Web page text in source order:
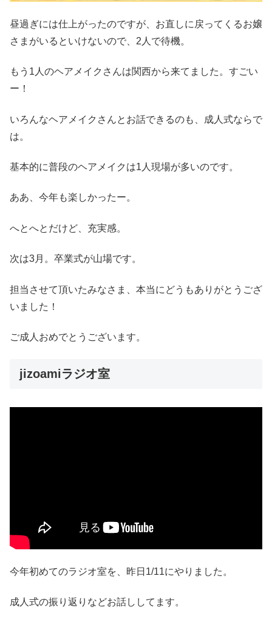
昼過ぎには仕上がったのですが、お直しに戻ってくるお嬢
さまがいるといけないので、2人で待機。
もう1人のヘアメイクさんは関西から来てました。すごい
ー！
いろんなヘアメイクさんとお話できるのも、成人式ならで
は。
基本的に普段のヘアメイクは1人現場が多いのです。
ああ、今年も楽しかったー。
へとへとだけど、充実感。
次は3月。卒業式が山場です。
担当させて頂いたみなさま、本当にどうもありがとうござ
いました！
ご成人おめでとうございます。
jizoamiラジオ室
今年初めてのラジオ室を、昨日1/11にやりました。
成人式の振り返りなどお話ししてます。